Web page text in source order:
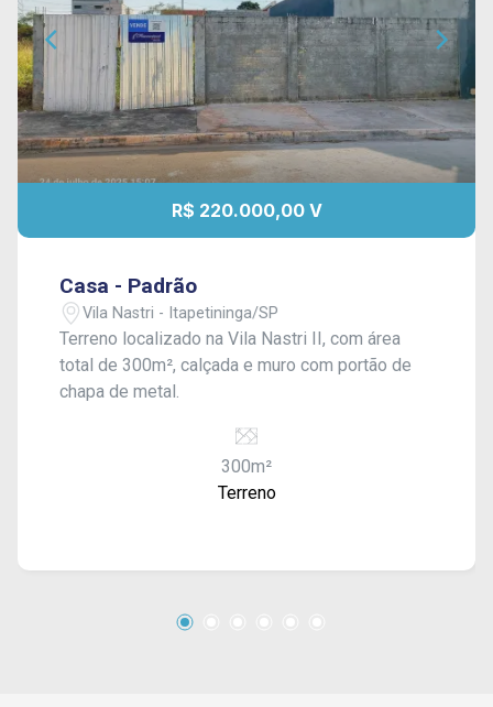
R$ 220.000,00 V
Casa - Padrão
Vila Nastri - Itapetininga/SP
Terreno localizado na Vila Nastri II, com área
total de 300m², calçada e muro com portão de
chapa de metal.
300m²
Terreno